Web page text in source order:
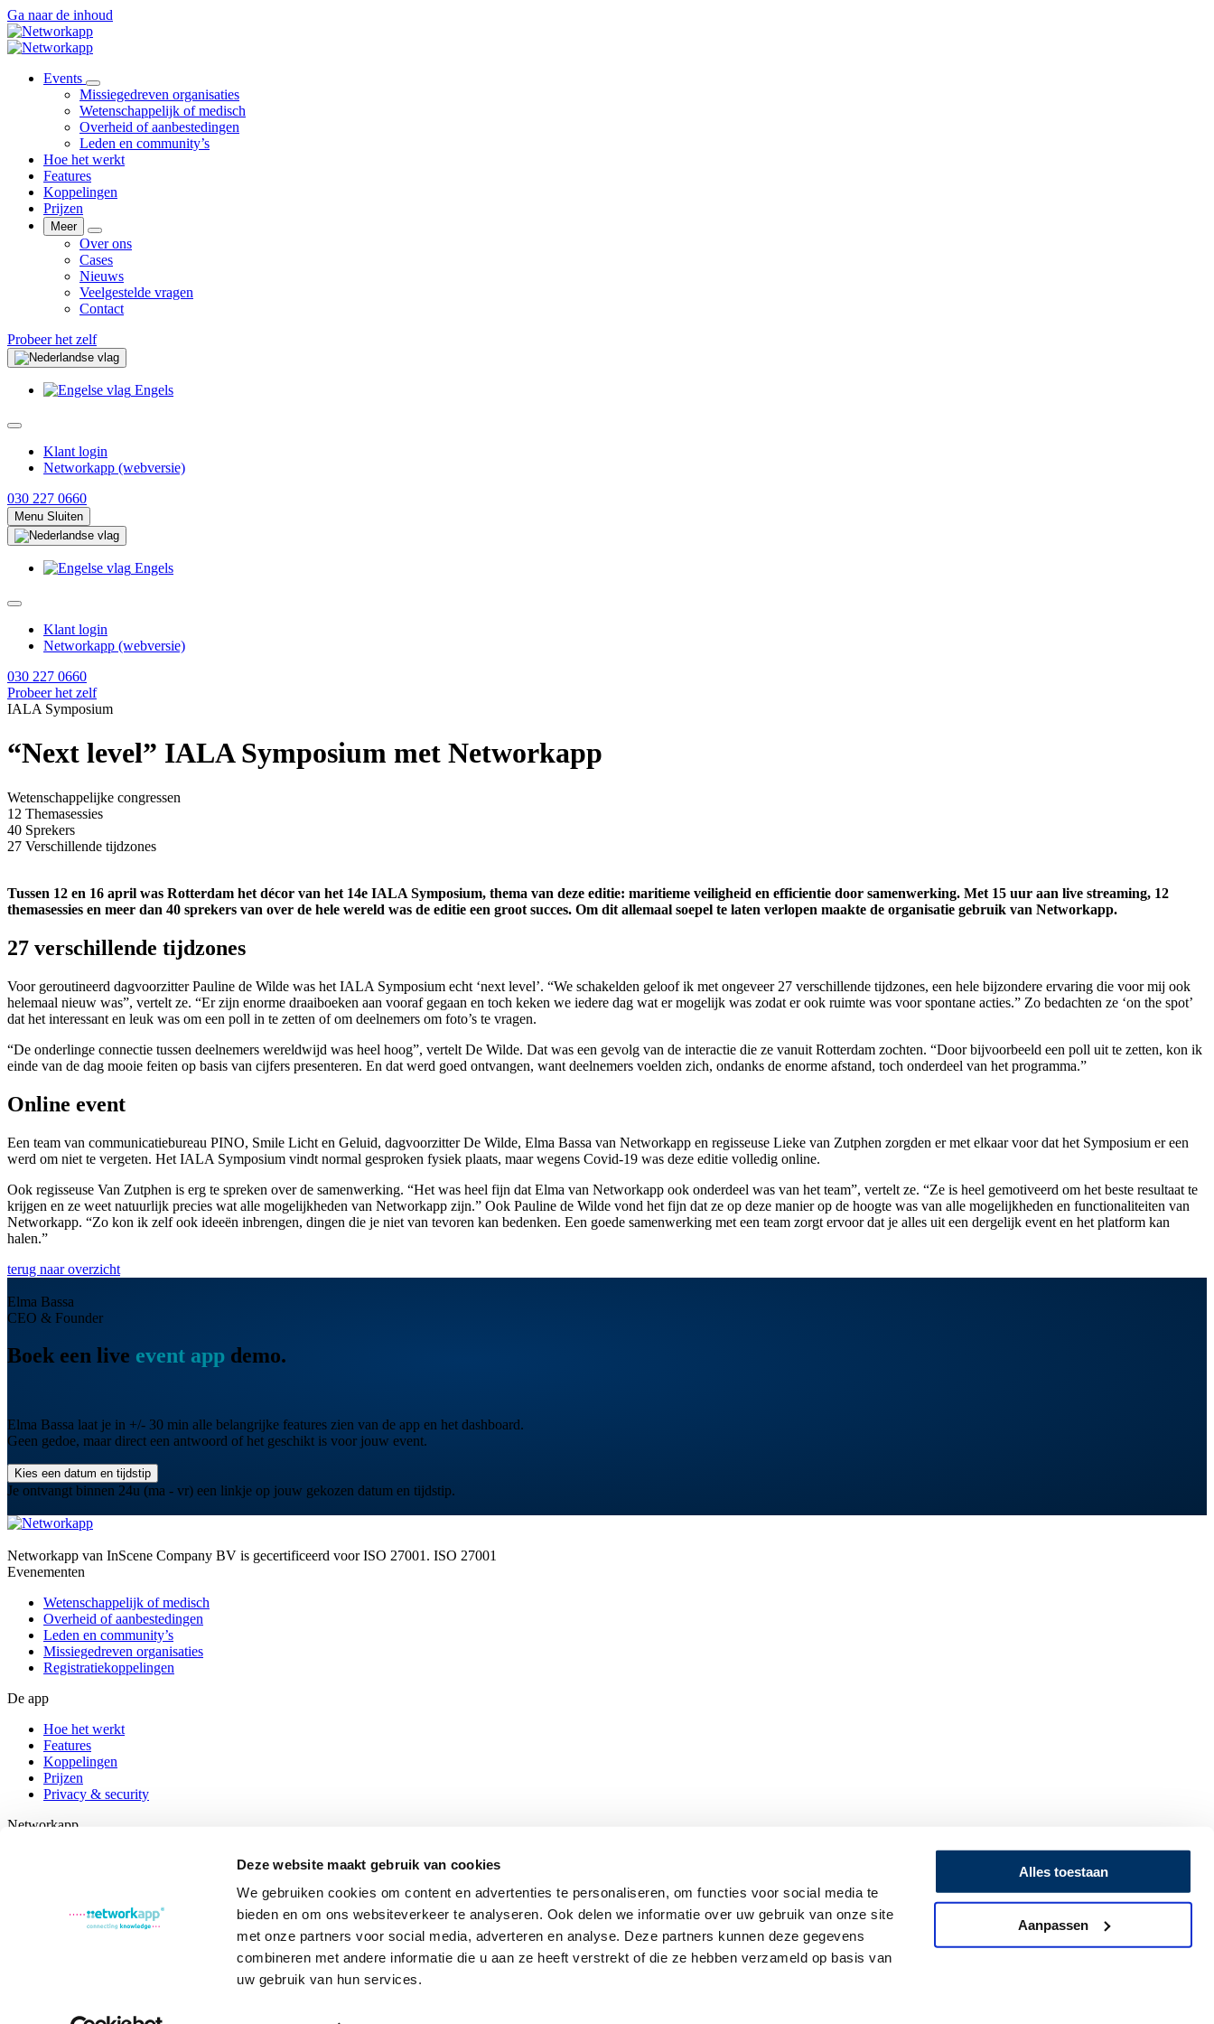
Deze website maakt gebruik van cookies
We gebruiken cookies om content en advertenties te personaliseren, om functies voor social media te
bieden en om ons websiteverkeer te analyseren. Ook delen we informatie over uw gebruik van onze site
met onze partners voor social media, adverteren en analyse. Deze partners kunnen deze gegevens
combineren met andere informatie die u aan ze heeft verstrekt of die ze hebben verzameld op basis van
uw gebruik van hun services.
Alles toestaan
Aanpassen
Ga naar de inhoud
Events
Missiegedreven organisaties
Wetenschappelijk of medisch
Overheid of aanbestedingen
Leden en community’s
Hoe het werkt
Features
Koppelingen
Prijzen
Meer
Over ons
Cases
Nieuws
Veelgestelde vragen
Contact
Probeer het zelf
Engels
Klant login
Networkapp (webversie)
030 227 0660
Menu Sluiten
Engels
Klant login
Networkapp (webversie)
030 227 0660
Probeer het zelf
IALA Symposium
“Next level” IALA Symposium met Networkapp
Wetenschappelijke congressen
12 Themasessies
40 Sprekers
27 Verschillende tijdzones
Tussen 12 en 16 april was Rotterdam het décor van het 14e IALA Symposium, thema van deze editie: maritieme veiligheid en efficientie door samenwerking. Met 15 uur aan live streaming, 12
themasessies en meer dan 40 sprekers van over de hele wereld was de editie een groot succes. Om dit allemaal soepel te laten verlopen maakte de organisatie gebruik van Networkapp.
27 verschillende tijdzones
Voor geroutineerd dagvoorzitter Pauline de Wilde was het IALA Symposium echt ‘next level’. “We schakelden geloof ik met ongeveer 27 verschillende tijdzones, een hele bijzondere ervaring die voor mij ook
helemaal nieuw was”, vertelt ze. “Er zijn enorme draaiboeken aan vooraf gegaan en toch keken we iedere dag wat er mogelijk was zodat er ook ruimte was voor spontane acties.” Zo bedachten ze ‘on the spot’
dat het interessant en leuk was om een poll in te zetten of om deelnemers om foto’s te vragen.
“De onderlinge connectie tussen deelnemers wereldwijd was heel hoog”, vertelt De Wilde. Dat was een gevolg van de interactie die ze vanuit Rotterdam zochten. “Door bijvoorbeeld een poll uit te zetten, kon ik
einde van de dag mooie feiten op basis van cijfers presenteren. En dat werd goed ontvangen, want deelnemers voelden zich, ondanks de enorme afstand, toch onderdeel van het programma.”
Online event
Een team van communicatiebureau PINO, Smile Licht en Geluid, dagvoorzitter De Wilde, Elma Bassa van Networkapp en regisseuse Lieke van Zutphen zorgden er met elkaar voor dat het Symposium er een
werd om niet te vergeten. Het IALA Symposium vindt normal gesproken fysiek plaats, maar wegens Covid-19 was deze editie volledig online.
Ook regisseuse Van Zutphen is erg te spreken over de samenwerking. “Het was heel fijn dat Elma van Networkapp ook onderdeel was van het team”, vertelt ze. “Ze is heel gemotiveerd om het beste resultaat te
krijgen en ze weet natuurlijk precies wat alle mogelijkheden van Networkapp zijn.” Ook Pauline de Wilde vond het fijn dat ze op deze manier op de hoogte was van alle mogelijkheden en functionaliteiten van
Networkapp. “Zo kon ik zelf ook ideeën inbrengen, dingen die je niet van tevoren kan bedenken. Een goede samenwerking met een team zorgt ervoor dat je alles uit een dergelijk event en het platform kan
halen.”
terug naar overzicht
Elma Bassa
CEO & Founder
Boek een live event app demo.
Elma Bassa laat je in +/- 30 min alle belangrijke features zien van de app en het dashboard.
Geen gedoe, maar direct een antwoord of het geschikt is voor jouw event.
Kies een datum en tijdstip
Je ontvangt binnen 24u (ma - vr) een linkje op jouw gekozen datum en tijdstip.
Networkapp van InScene Company BV is gecertificeerd voor ISO 27001. ISO 27001
Evenementen
Wetenschappelijk of medisch
Overheid of aanbestedingen
Leden en community’s
Missiegedreven organisaties
Registratiekoppelingen
De app
Hoe het werkt
Features
Koppelingen
Prijzen
Privacy & security
Networkapp
Veelgestelde vragen
030 227 0660info@networkapp.com